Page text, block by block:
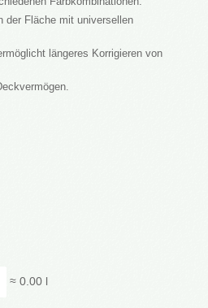
der Fläche mit universellen
längeres Korrigieren von
≈ 0.00 l